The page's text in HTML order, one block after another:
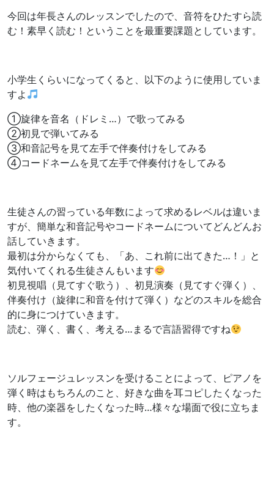
今回は年長さんのレッスンでしたので、音符をひたすら読
む！素早く読む！ということを最重要課題としています。
小学生くらいになってくると、以下のように使用していま
すよ
①旋律を音名（ドレミ…）で歌ってみる
②初見で弾いてみる
③和音記号を見て左手で伴奏付けをしてみる
④コードネームを見て左手で伴奏付けをしてみる
生徒さんの習っている年数によって求めるレベルは違いま
すが、簡単な和音記号やコードネームについてどんどんお
話していきます。
最初は分からなくても、「あ、これ前に出てきた…！」と
気付いてくれる生徒さんもいます
初見視唱（見てすぐ歌う）、初見演奏（見てすぐ弾く）、
伴奏付け（旋律に和音を付けて弾く）などのスキルを総合
的に身につけていきます。
読む、弾く、書く、考える…まるで言語習得ですね
ソルフェージュレッスンを受けることによって、ピアノを
弾く時はもちろんのこと、好きな曲を耳コピしたくなった
時、他の楽器をしたくなった時…様々な場面で役に立ちま
す。